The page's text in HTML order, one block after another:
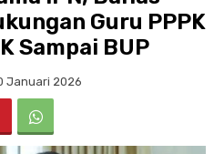
Guru PPPK
Sampai BUP
Januari 2026